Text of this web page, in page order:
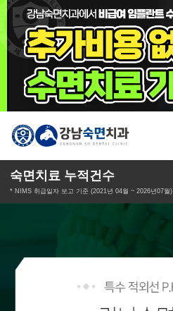
숙면치료 누적건수
* NIMS 취급일자 보고 기준 (2021년 04월 ~ 2026년07월)